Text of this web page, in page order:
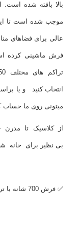
بالا بافته شده
موجب شده است تا
عالی برای فضاهای
انتخاب کنید و یا
میتونی روی ما حساب
از کلاسیک تا مدرن
بی نظیر برای خانه
✅ فرش 700 شانه با تراکم 2550